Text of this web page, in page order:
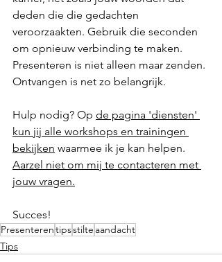
deden die die gedachten
veroorzaakten. Gebruik die seconden
om opnieuw verbinding te maken.
Presenteren is niet alleen maar zenden.
Ontvangen is net zo belangrijk.
Hulp nodig? Op de pagina 'diensten'
kun jij alle workshops en trainingen
bekijken waarmee ik je kan helpen.
Aarzel niet om mij te contacteren met
jouw vragen.
Succes!
Presenterentipsstilte aandacht
Tips